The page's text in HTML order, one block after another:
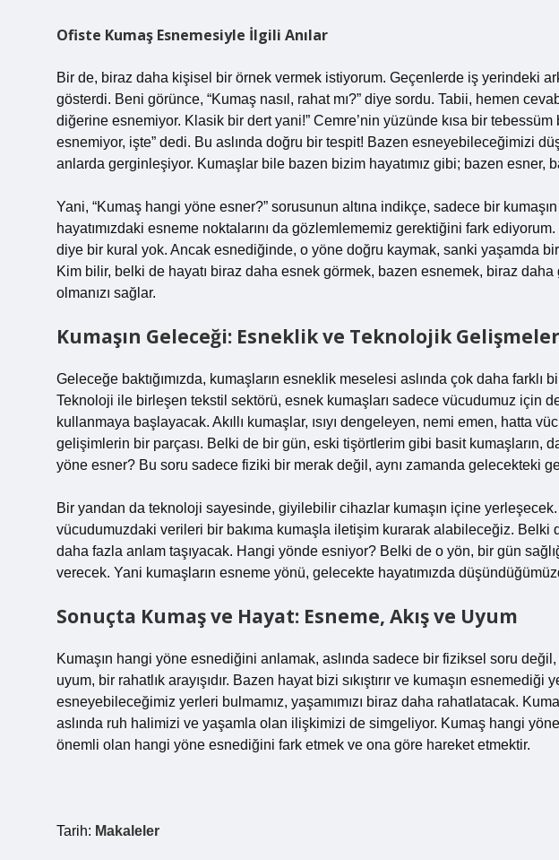
Ofiste Kumaş Esnemesiyle İlgili Anılar
Bir de, biraz daha kişisel bir örnek vermek istiyorum. Geçenlerde iş yerindeki
gösterdi. Beni görünce, “Kumaş nasıl, rahat mı?” diye sordu. Tabii, hemen
diğerine esnemiyor. Klasik bir dert yani!” Cemre’nin yüzünde kısa bir
esnemiyor, işte” dedi. Bu aslında doğru bir tespit! Bazen esneyebileceğimizi
anlarda gerginleşiyor. Kumaşlar bile bazen bizim hayatımız gibi; bazen esner,
Yani, “Kumaş hangi yöne esner?” sorusunun altına indikçe, sadece bir
hayatımızdaki esneme noktalarını da gözlemlememiz gerektiğini fark
diye bir kural yok. Ancak esnediğinde, o yöne doğru kaymak, sanki yaşamda
Kim bilir, belki de hayatı biraz daha esnek görmek, bazen esnemek, biraz
olmanızı sağlar.
Kumaşın Geleceği: Esneklik ve Teknolojik Gelişmeler
Geleceğe baktığımızda, kumaşların esneklik meselesi aslında çok daha farklı
Teknoloji ile birleşen tekstil sektörü, esnek kumaşları sadece vücudumuz için
kullanmaya başlayacak. Akıllı kumaşlar, ısıyı dengeleyen, nemi emen, hatta
gelişimlerin bir parçası. Belki de bir gün, eski tişörtlerim gibi basit kumaşların,
yöne esner? Bu soru sadece fiziki bir merak değil, aynı zamanda gelecekteki
Bir yandan da teknoloji sayesinde, giyilebilir cihazlar kumaşın içine yerleşecek.
vücudumuzdaki verileri bir bakıma kumaşla iletişim kurarak alabileceğiz. Belki
daha fazla anlam taşıyacak. Hangi yönde esniyor? Belki de o yön, bir gün
verecek. Yani kumaşların esneme yönü, gelecekte hayatımızda
Sonuçta Kumaş ve Hayat: Esneme, Akış ve Uyum
Kumaşın hangi yöne esnediğini anlamak, aslında sadece bir fiziksel soru
uyum, bir rahatlık arayışıdır. Bazen hayat bizi sıkıştırır ve kumaşın
esneyebileceğimiz yerleri bulmamız, yaşamımızı biraz daha rahatlatacak.
aslında ruh halimizi ve yaşamla olan ilişkimizi de simgeliyor. Kumaş hangi
önemli olan hangi yöne esnediğini fark etmek ve ona göre hareket etmektir.
Tarih: Makaleler